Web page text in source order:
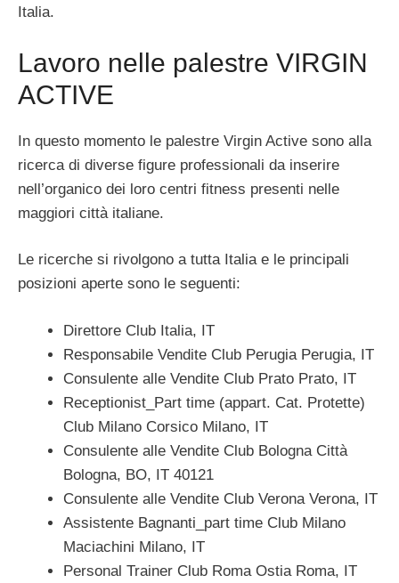
Italia.
Lavoro nelle palestre VIRGIN
ACTIVE
In questo momento le palestre Virgin Active sono alla
ricerca di diverse figure professionali da inserire
nell’organico dei loro centri fitness presenti nelle
maggiori città italiane.
Le ricerche si rivolgono a tutta Italia e le principali
posizioni aperte sono le seguenti:
Direttore Club Italia, IT
Responsabile Vendite Club Perugia Perugia, IT
Consulente alle Vendite Club Prato Prato, IT
Receptionist_Part time (appart. Cat. Protette)
Club Milano Corsico Milano, IT
Consulente alle Vendite Club Bologna Città
Bologna, BO, IT 40121
Consulente alle Vendite Club Verona Verona, IT
Assistente Bagnanti_part time Club Milano
Maciachini Milano, IT
Personal Trainer Club Roma Ostia Roma, IT